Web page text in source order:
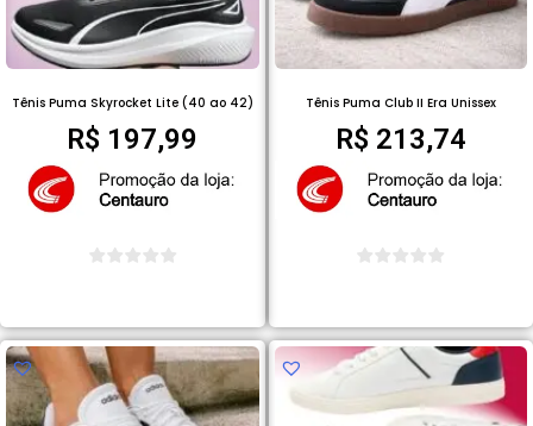
Tênis Puma Skyrocket Lite (40 ao 42)
R$ 197,99
Tênis Puma Club II Era Unissex
R$ 213,74